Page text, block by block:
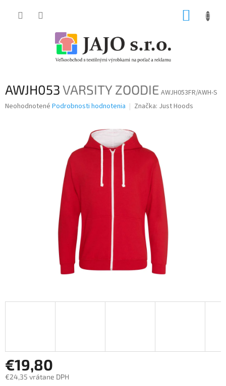
AWJH053VARSITY ZOODIE AWJH053FR/AWH-S
Priemerné
Neohodnotené Podrobnosti hodnotenia Značka: Just Hoods
€19,80
€24,35 vrátane DPH